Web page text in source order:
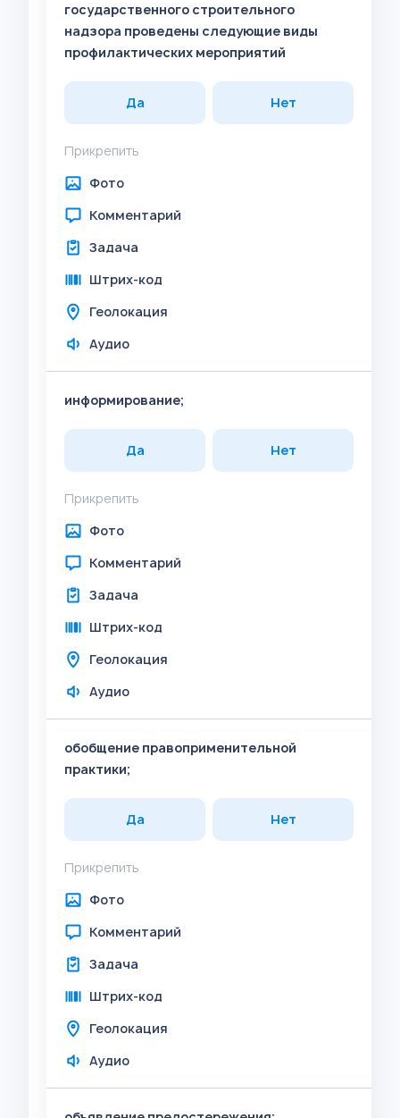
государственного строительного
надзора проведены следующие виды
профилактических мероприятий
Да Нет
Прикрепить
Фото
Комментарий
Задача
Штрих-код
Геолокация
Аудио
информирование;
Да Нет
Прикрепить
Фото
Комментарий
Задача
Штрих-код
Геолокация
Аудио
обобщение правоприменительной
практики;
Да Нет
Прикрепить
Фото
Комментарий
Задача
Штрих-код
Геолокация
Аудио